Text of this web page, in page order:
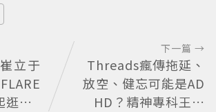
立于
小C
下一篇 →
Threads瘋傳拖延、
放空、健忘可能是AD
HD？精神專科王韋